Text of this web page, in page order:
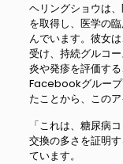
ヘリングショウは
を取得し、医学の
んでいます。彼女
受け、持続グルコ
炎や発疹を評価す
Facebookグループ
たことから、この
「これは、糖尿病
交換の多さを証明
ています。